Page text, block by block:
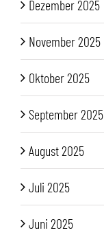
Dezember 2025
November 2025
Oktober 2025
September 2025
August 2025
Juli 2025
Juni 2025